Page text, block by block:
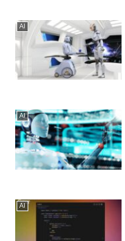
AI
AI
AI